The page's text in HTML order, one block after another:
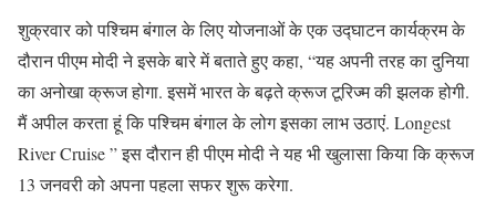
शुक्रवार को पश्चिम बंगाल के लिए योजनाओं के एक उद्घाटन कार्यक्रम के
दौरान पीएम मोदी ने इसके बारे में बताते हुए कहा, “यह अपनी तरह का दुनिया
का अनोखा क्रूज होगा. इसमें भारत के बढ़ते क्रूज टूरिज्म की झलक होगी.
मैं अपील करता हूं कि पश्चिम बंगाल के लोग इसका लाभ उठाएं. Longest
River Cruise ” इस दौरान ही पीएम मोदी ने यह भी खुलासा किया कि क्रूज
13 जनवरी को अपना पहला सफर शुरू करेगा.